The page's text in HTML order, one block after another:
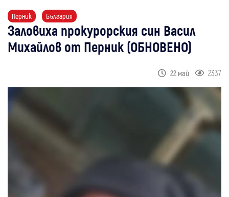
Перник България
Заловиха прокурорския син Васил
Михайлов от Перник (ОБНОВЕНО)
22 май 2337